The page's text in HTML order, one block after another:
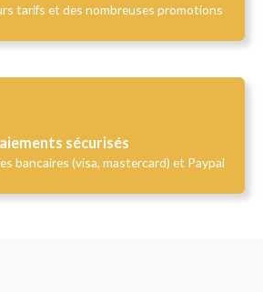
tarifs et des nombreuses promotions
sécurisés
bancaires (visa, mastercard) et Paypal